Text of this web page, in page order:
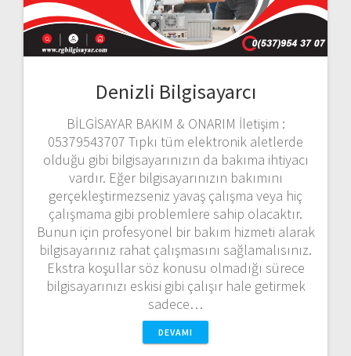
Denizli Bilgisayarcı
BİLGİSAYAR BAKIM & ONARIM İletişim :
05379543707 Tıpkı tüm elektronik aletlerde
olduğu gibi bilgisayarınızın da bakıma ihtiyacı
vardır. Eğer bilgisayarınızın bakımını
gerçekleştirmezseniz yavaş çalışma veya hiç
çalışmama gibi problemlere sahip olacaktır.
Bunun için profesyonel bir bakım hizmeti alarak
bilgisayarınız rahat çalışmasını sağlamalısınız.
Ekstra koşullar söz konusu olmadığı sürece
bilgisayarınızı eskisi gibi çalışır hale getirmek
sadece…
DEVAMI